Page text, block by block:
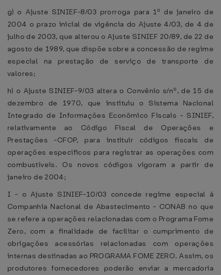
g) o Ajuste SINIEF-8/03 prorroga para 1º de janeiro de
2004 o prazo inicial de vigência do Ajuste 4/03, de 4 de
julho de 2003, que alterou o Ajuste SINIEF 20/89, de 22 de
agosto de 1989, que dispõe sobre a concessão de regime
especial na prestação de serviço de transporte de
valores;
h) o Ajuste SINIEF-9/03 altera o Convênio s/nº, de 15 de
dezembro de 1970, que instituiu o Sistema Nacional
Integrado de Informações Econômico Fiscais - SINIEF,
relativamente ao Código Fiscal de Operações e
Prestações -CFOP, para instituir códigos fiscais de
operações específicos para registrar as operações com
combustíveis. Os novos códigos vigoram a partir de
janeiro de 2004;
I - o Ajuste SINIEF-10/03 concede regime especial à
Companhia Nacional de Abastecimento - CONAB no que
se refere a operações relacionadas com o Programa Fome
Zero, com a finalidade de facilitar o cumprimento de
obrigações acessórias relacionadas com operações
internas destinadas ao PROGRAMA FOME ZERO. Assim, os
produtores fornecedores poderão enviar a mercadoria